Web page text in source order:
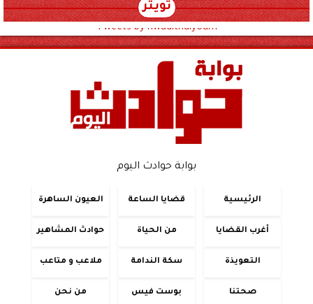
تويتر
Tweets by hwadithalyoum
بوابة حوادث اليوم
الرئيسية قضايا الساعة العيون الساهرة
أغرب القضايا من الحياة حوادث المشاهير
التعويذة سكة الندامة ملاعب و متاعب
صحتنا بوست فيس من نحن